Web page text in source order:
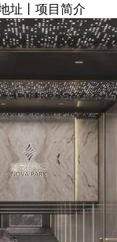
址丨项目简介